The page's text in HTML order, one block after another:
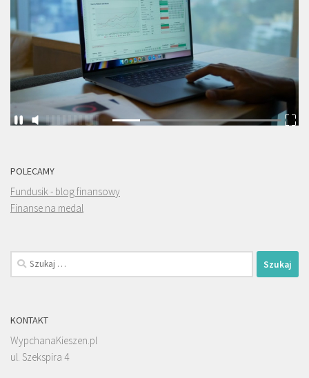
POLECAMY
Fundusik - blog finansowy
Finanse na medal
Szukaj:
KONTAKT
WypchanaKieszen.pl
ul. Szekspira 4